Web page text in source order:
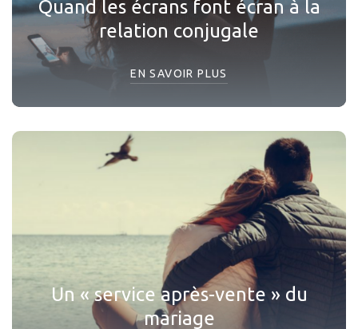
Quand les écrans font écran à la
relation conjugale
EN SAVOIR PLUS
Un « service après-vente » du
mariage